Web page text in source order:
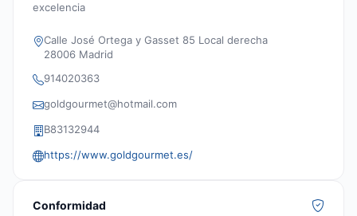
excelencia
Calle José Ortega y Gasset 85 Local derecha
28006 Madrid
914020363
goldgourmet@hotmail.com
B83132944
https://www.goldgourmet.es/
Conformidad